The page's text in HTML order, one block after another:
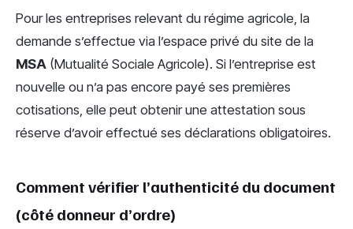
Pour les entreprises relevant du régime agricole, la
demande s’effectue via l’espace privé du site de la
MSA (Mutualité Sociale Agricole). Si l’entreprise est
nouvelle ou n’a pas encore payé ses premières
cotisations, elle peut obtenir une attestation sous
réserve d’avoir effectué ses déclarations obligatoires.
Comment vérifier l’authenticité du document
(côté donneur d’ordre)